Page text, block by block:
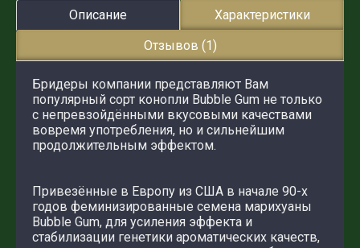
Описание
Характеристики
Отзывов (1)
Бридеры компании представляют Вам
популярный сорт конопли Bubble Gum не только
с непревзойдёнными вкусовыми качествами
вовремя употребления, но и сильнейшим
продолжительным эффектом.
Привезённые в Европу из США в начале 90-х
годов феминизированные семена марихуаны
Bubble Gum, для усиления эффекта и
стабилизации генетики ароматических качеств,